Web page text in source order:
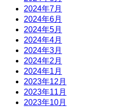
2024年7月
2024年6月
2024年5月
2024年4月
2024年3月
2024年2月
2024年1月
2023年12月
2023年11月
2023年10月